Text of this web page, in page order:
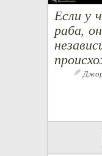
Если у
раба,